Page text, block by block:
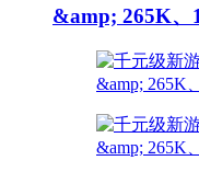
&amp; 265K、